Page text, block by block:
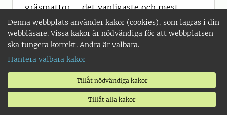
Denna webbplats använder kakor (cookies), som lagras i din
webbläsare. Vissa kakor är nödvändiga för att webbplatsen
ska fungera korrekt. Andra är valbara.
Hantera valbara kakor
Tillåt nödvändiga kakor
Tillåt alla kakor
gräsmattor – det vanligaste och mest
populära inslaget i stadsmiljöer runt
om i världen.
Visa fler